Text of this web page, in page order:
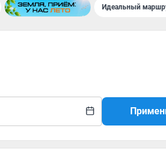
Идеальный